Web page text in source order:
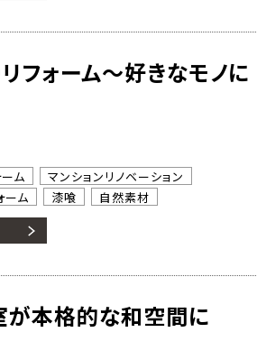
フォーム～好きなモノに
ーム
マンションリノベーション
ーム 漆喰 自然素材
が本格的な和空間に